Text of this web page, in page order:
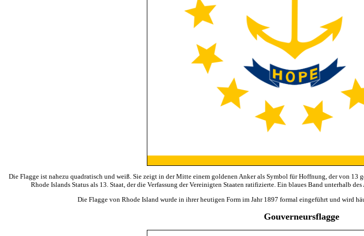
Die Flagge ist nahezu quadratisch und weiß. Sie zeigt in der Mitte einem goldenen Anker als Symbol für Hoffnung, der von
Rhode Islands Status als 13. Staat, der die Verfassung der Vereinigten Staaten ratifizierte. Ein blaues Band unterhalb
Die Flagge von Rhode Island wurde in ihrer heutigen Form im Jahr 1897 formal eingeführt und wird
Gouverneursflagge